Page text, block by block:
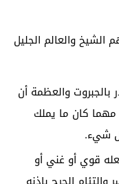
والعالم الجليل
بالجبروت والعظمة أن
مهما كان ما يملك
شيء.
قوي أو غني أو